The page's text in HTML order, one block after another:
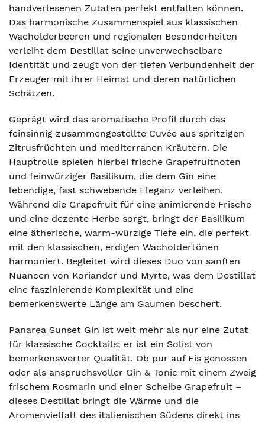
handverlesenen Zutaten perfekt entfalten können.
Das harmonische Zusammenspiel aus klassischen
Wacholderbeeren und regionalen Besonderheiten
verleiht dem Destillat seine unverwechselbare
Identität und zeugt von der tiefen Verbundenheit der
Erzeuger mit ihrer Heimat und deren natürlichen
Schätzen.
Geprägt wird das aromatische Profil durch das
feinsinnig zusammengestellte Cuvée aus spritzigen
Zitrusfrüchten und mediterranen Kräutern. Die
Hauptrolle spielen hierbei frische Grapefruitnoten
und feinwürziger Basilikum, die dem Gin eine
lebendige, fast schwebende Eleganz verleihen.
Während die Grapefruit für eine animierende Frische
und eine dezente Herbe sorgt, bringt der Basilikum
eine ätherische, warm-würzige Tiefe ein, die perfekt
mit den klassischen, erdigen Wacholdertönen
harmoniert. Begleitet wird dieses Duo von sanften
Nuancen von Koriander und Myrte, was dem Destillat
eine faszinierende Komplexität und eine
bemerkenswerte Länge am Gaumen beschert.
Panarea Sunset Gin ist weit mehr als nur eine Zutat
für klassische Cocktails; er ist ein Solist von
bemerkenswerter Qualität. Ob pur auf Eis genossen
oder als anspruchsvoller Gin & Tonic mit einem Zweig
frischem Rosmarin und einer Scheibe Grapefruit –
dieses Destillat bringt die Wärme und die
Aromenvielfalt des italienischen Südens direkt ins